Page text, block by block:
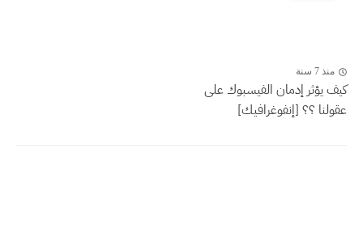
منذ 7 سنة
كيف يؤثر إدمان الفيسبوك على
عقولنا ؟؟ [إنفوغرافيك]